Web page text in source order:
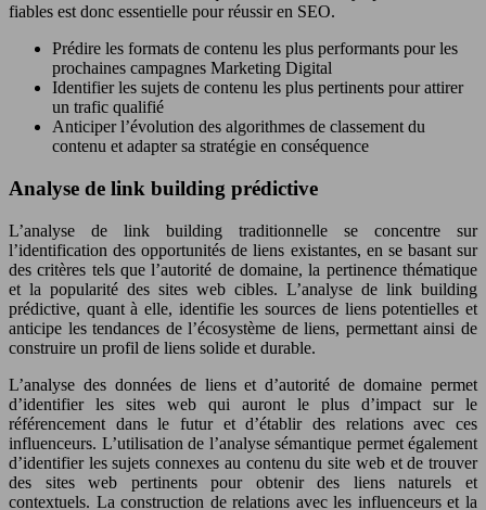
fiables est donc essentielle pour réussir en SEO.
Prédire les formats de contenu les plus performants pour les
prochaines campagnes Marketing Digital
Identifier les sujets de contenu les plus pertinents pour attirer
un trafic qualifié
Anticiper l’évolution des algorithmes de classement du
contenu et adapter sa stratégie en conséquence
Analyse de link building prédictive
L’analyse de link building traditionnelle se concentre sur
l’identification des opportunités de liens existantes, en se basant sur
des critères tels que l’autorité de domaine, la pertinence thématique
et la popularité des sites web cibles. L’analyse de link building
prédictive, quant à elle, identifie les sources de liens potentielles et
anticipe les tendances de l’écosystème de liens, permettant ainsi de
construire un profil de liens solide et durable.
L’analyse des données de liens et d’autorité de domaine permet
d’identifier les sites web qui auront le plus d’impact sur le
référencement dans le futur et d’établir des relations avec ces
influenceurs. L’utilisation de l’analyse sémantique permet également
d’identifier les sujets connexes au contenu du site web et de trouver
des sites web pertinents pour obtenir des liens naturels et
contextuels. La construction de relations avec les influenceurs et la